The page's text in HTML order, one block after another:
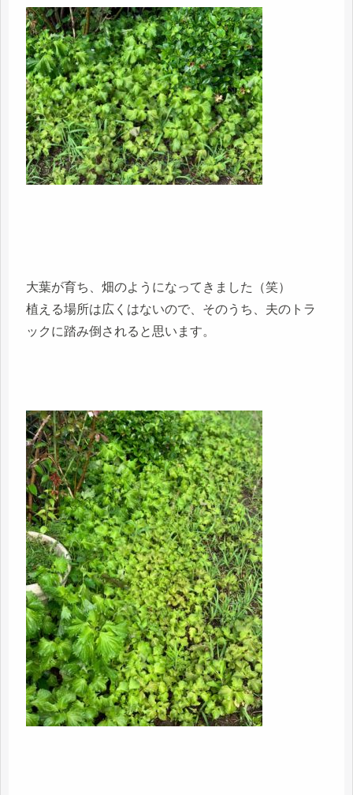
大葉が育ち、畑のようになってきました（笑）
植える場所は広くはないので、そのうち、夫のトラ
ックに踏み倒されると思います。